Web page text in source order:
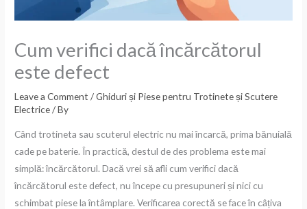
Cum verifici dacă încărcătorul
este defect
Leave a Comment /Ghiduri și Piese pentru Trotinete și Scutere
Electrice/ By
Când trotineta sau scuterul electric nu mai încarcă, prima bănuială
cade pe baterie. În practică, destul de des problema este mai
simplă: încărcătorul. Dacă vrei să afli cum verifici dacă
încărcătorul este defect, nu începe cu presupuneri și nici cu
schimbat piese la întâmplare. Verificarea corectă se face în câțiva